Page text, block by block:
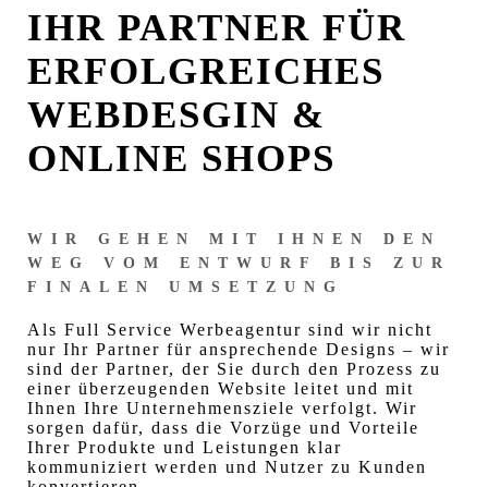
IHR PARTNER FÜR
ERFOLGREICHES
WEBDESGIN &
ONLINE SHOPS
WIR GEHEN MIT IHNEN DEN
WEG VOM ENTWURF BIS ZUR
FINALEN UMSETZUNG
Als Full Service Werbeagentur sind wir nicht
nur Ihr Partner für ansprechende Designs – wir
sind der Partner, der Sie durch den Prozess zu
einer überzeugenden Website leitet und mit
Ihnen Ihre Unternehmensziele verfolgt. Wir
sorgen dafür, dass die Vorzüge und Vorteile
Ihrer Produkte und Leistungen klar
kommuniziert werden und Nutzer zu Kunden